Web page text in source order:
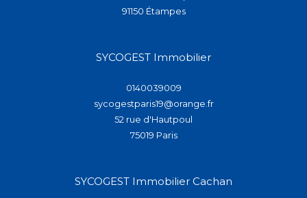
91150
étampes
SYCOGEST Immobilier
0140039009
sycogestparis19@orange.fr
52 rue d'Hautpoul
75019
paris
SYCOGEST Immobilier Cachan